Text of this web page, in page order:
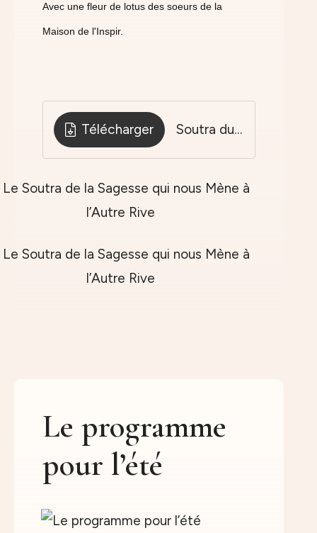
Avec une fleur de lotus des soeurs de la
Maison de l'Inspir.
Télécharger Soutra du Coeur Nouvelle Version
Le programme
pour l’été